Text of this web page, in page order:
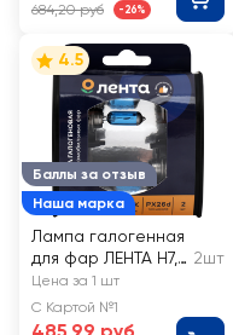
684,20 руб -26%
Баллы за отзыв
Наша марка
4.5
Лампа галогенная
для фар ЛЕНТА H7,
55W, 4100K Арт. H7
12V55W
2шт
Цена за 1 шт
С Картой №1